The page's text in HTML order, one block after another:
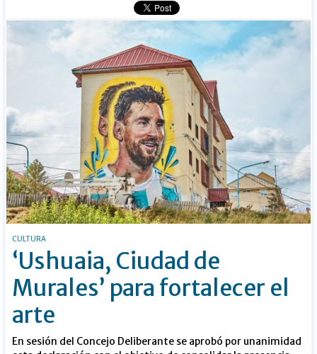
CULTURA
‘Ushuaia, Ciudad de
Murales’ para fortalecer el
arte
En sesión del Concejo Deliberante se aprobó por unanimidad